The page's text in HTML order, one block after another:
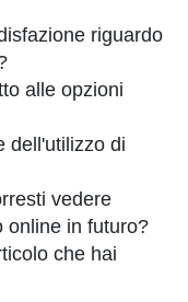
riguardo
alle opzioni
dell'utilizzo di
vedere
online in futuro?
che hai